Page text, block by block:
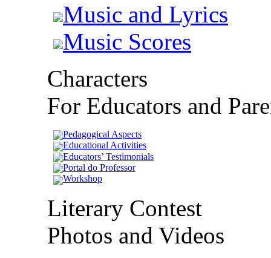
Music and Lyrics
Music Scores
Characters
For Educators and
Pedagogical Aspects
Educational Activities
Educators’ Testimonials
Portal do Professor
Workshop
Literary Contest
Photos and Videos